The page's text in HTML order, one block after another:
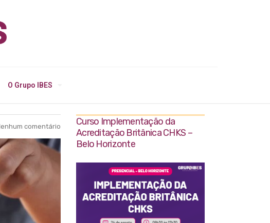
O Grupo IBES
comentário
Curso Implementação da
Acreditação Britânica CHKS –
Belo Horizonte